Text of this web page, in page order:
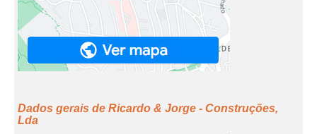
Dados gerais de Ricardo & Jorge - Construções,
Lda